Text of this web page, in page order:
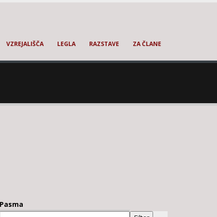
VZREJALIŠČA LEGLA RAZSTAVE ZA ČLANE
Pasma